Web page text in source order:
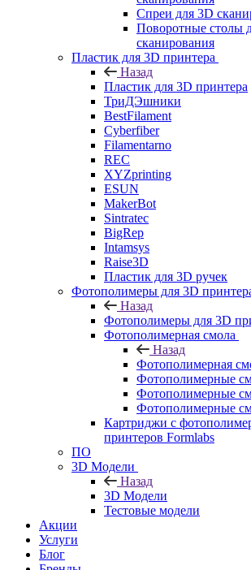
Спреи для 3D
Поворотные столы
сканирования
Пластик для 3D принтера
Назад
Пластик для 3D принтера
ТриДЭшники
BestFilament
Cyberfiber
Filamentarno
REC
XYZprinting
ESUN
MakerBot
Sintratec
BigRep
Intamsys
Raise3D
Пластик для 3D ручек
Фотополимеры для 3D
Назад
Фотополимеры для 3D
Фотополимерная смола
Назад
Фотополимерная
Фотополимерные
Фотополимерные
Фотополимерные
Картриджи с
принтеров Formlabs
ПО
3D Модели
Назад
3D Модели
Тестовые модели
Акции
Услуги
Блог